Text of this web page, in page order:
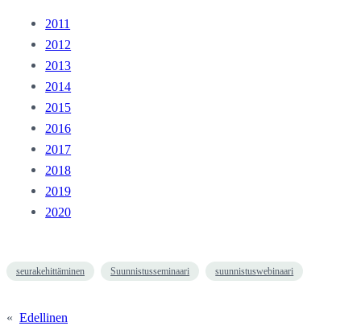
2011
2012
2013
2014
2015
2016
2017
2018
2019
2020
seurakehittäminen Suunnistusseminaari suunnistuswebinaari
« Edellinen